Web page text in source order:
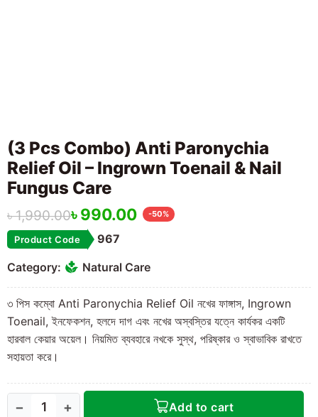
(3 Pcs Combo) Anti Paronychia
Relief Oil – Ingrown Toenail & Nail
Fungus Care
৳1,990.00৳990.00 -50%
Product Code 967
Category: Natural Care
৩ পিস কম্বো Anti Paronychia Relief Oil নখের ফাঙ্গাস, Ingrown
Toenail, ইনফেকশন, হলদে দাগ এবং নখের অস্বস্তির যত্নে কার্যকর একটি
হারবাল কেয়ার অয়েল। নিয়মিত ব্যবহারে নখকে সুস্থ, পরিষ্কার ও স্বাভাবিক রাখতে
সহায়তা করে।
− + Add to cart